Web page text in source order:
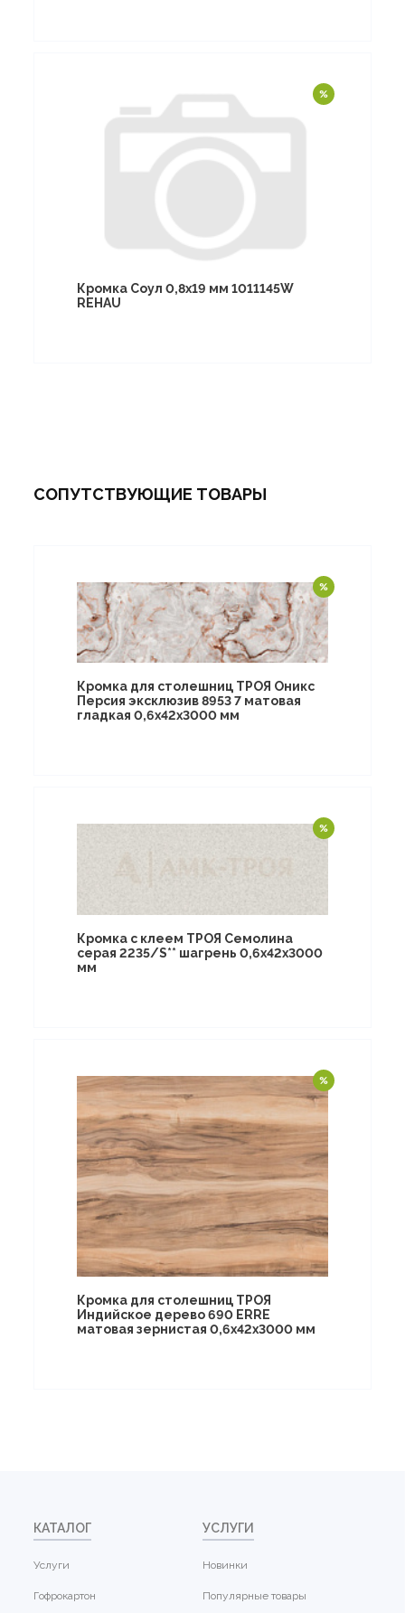
Кромка Соул 0,8х19 мм 1011145W
REHAU
СОПУТСТВУЮЩИЕ ТОВАРЫ
Кромка для столешниц ТРОЯ Оникс
Персия эксклюзив 8953 7 матовая
гладкая 0,6х42х3000 мм
Кромка с клеем ТРОЯ Семолина
серая 2235/S** шагрень 0,6х42х3000
мм
Кромка для столешниц ТРОЯ
Индийское дерево 690 ERRE
матовая зернистая 0,6х42х3000 мм
КАТАЛОГ
Услуги
Гофрокартон
УСЛУГИ
Новинки
Популярные товары